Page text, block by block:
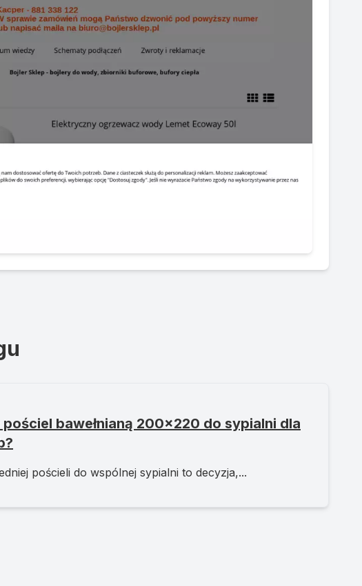
bawełnianą 200x220 do sypialni dla
pościeli do wspólnej sypialni to decyzja,...